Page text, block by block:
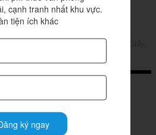
số 78 Phố Duy Tân, Phường Cầu Giấy,
Ngay (+84) 853 39 4567
cạnh tranh nhất khu vực.
tiện ích khác
ký ngay